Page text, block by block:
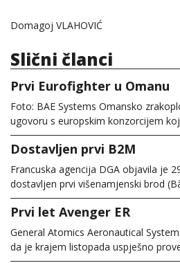
Domagoj VLAHOVIĆ
Slični članci
Prvi Eurofighter u Omanu
Foto: BAE Systems Omansko
ugovoru s europskim konzorcijem
Dostavljen prvi B2M
Francuska agencija DGA objavila je
dostavljen prvi višenamjenski brod
Prvi let Avenger ER
General Atomics Aeronautical
da je krajem listopada uspješno